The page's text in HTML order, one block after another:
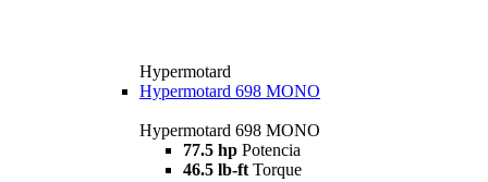
Hypermotard
Hypermotard 698 MONO
Hypermotard 698 MONO
77.5 hp Potencia
46.5 lb-ft Torque